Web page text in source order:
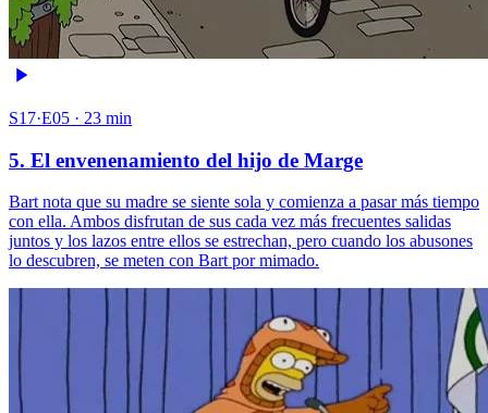
S17·E05 · 23 min
5. El envenenamiento del hijo de Marge
Bart nota que su madre se siente sola y comienza a pasar más tiempo
con ella. Ambos disfrutan de sus cada vez más frecuentes salidas
juntos y los lazos entre ellos se estrechan, pero cuando los abusones
lo descubren, se meten con Bart por mimado.